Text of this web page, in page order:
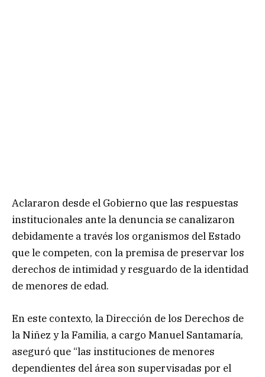
Aclararon desde el Gobierno que las respuestas
institucionales ante la denuncia se canalizaron
debidamente a través los organismos del Estado
que le competen, con la premisa de preservar los
derechos de intimidad y resguardo de la identidad
de menores de edad.
En este contexto, la Dirección de los Derechos de
la Niñez y la Familia, a cargo Manuel Santamaría,
aseguró que “las instituciones de menores
dependientes del área son supervisadas por el